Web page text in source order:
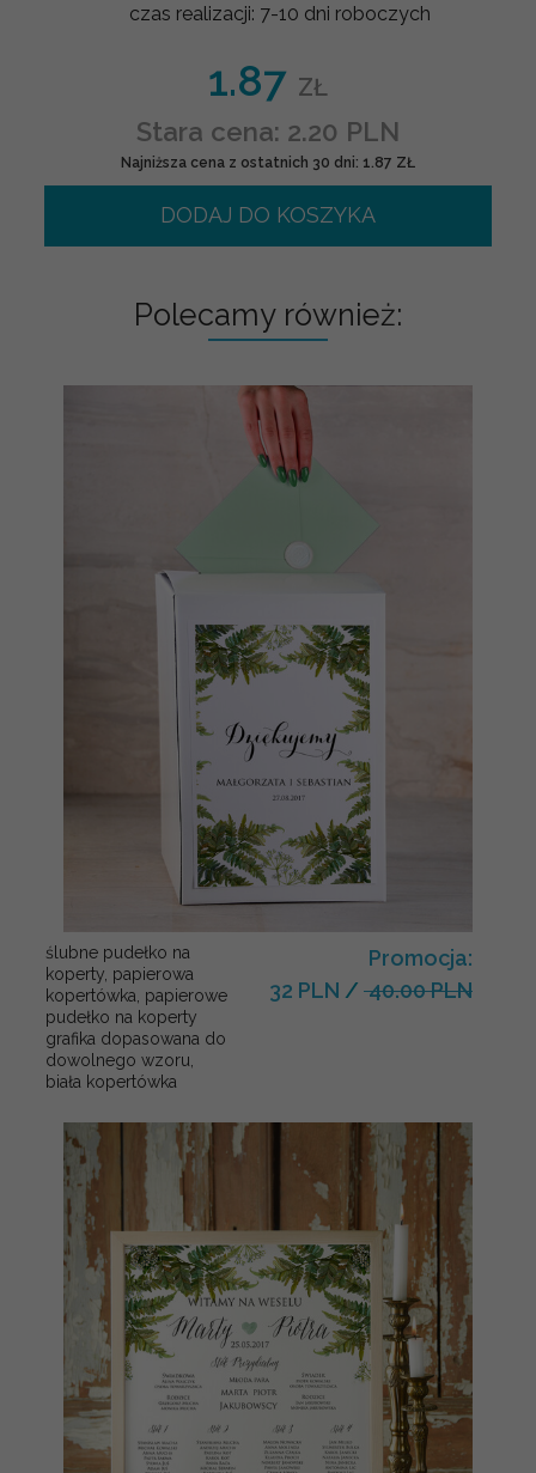
czas realizacji: 7-10 dni roboczych
1.87 ZŁ
Stara cena: 2.20 PLN
Najniższa cena z ostatnich 30 dni: 1.87 ZŁ
DODAJ DO KOSZYKA
Polecamy również:
ślubne pudełko na
koperty, papierowa
kopertówka, papierowe
pudełko na koperty
grafika dopasowana do
dowolnego wzoru,
biała kopertówka
Promocja:
32 PLN / 40.00 PLN